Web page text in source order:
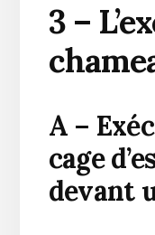
3 –
A –
cage
devant